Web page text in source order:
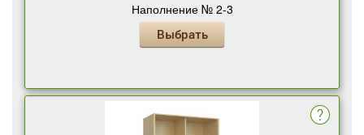
Наполнение № 2-3
Выбрать